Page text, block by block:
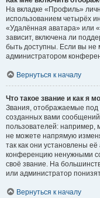
На вкладке «Профиль»
использованием четырёх
«Удалённая аватара» или
зависит, включена ли
быть доступны. Если вы не
администратором
Вернуться к началу
Что такое звание и как я
Звания, отображаемые
созданных вами
пользователей: например,
не можете напрямую
так как они установлены
конференцию ненужными
своё звание. На
или администратор
Вернуться к началу